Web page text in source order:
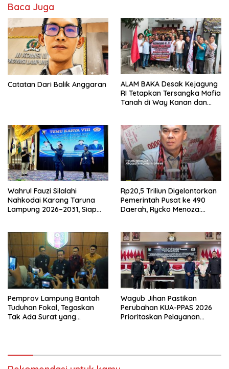
Baca Juga
Catatan Dari Balik Anggaran
ALAM BAKA Desak Kejagung
RI Tetapkan Tersangka Mafia
Tanah di Way Kanan dan
Wahrul Fauzi Silalahi
Nahkodai Karang Taruna
Lampung 2026–2031, Siap
Rp20,5 Triliun Digelontorkan
Pemerintah Pusat ke 490
Daerah, Rycko Menoza:
Lampung
Pemprov Lampung Bantah
Tuduhan Fokal, Tegaskan
Tak Ada Surat yang
Wagub Jihan Pastikan
Perubahan KUA-PPAS 2026
Prioritaskan Pelayanan